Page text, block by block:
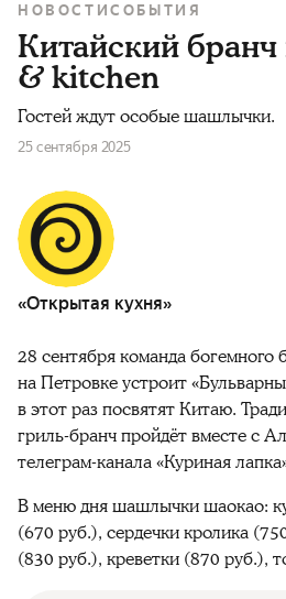
НОВОСТИСОБЫТИЯ
Китайский
& kitchen
Гостей ждут особые шашлычки.
25 сентября 2025
«Открытая кухня»
28 сентября команда богемного
на Петровке устроит
в этот раз посвятят Китаю.
гриль-бранч пройдёт вместе с
телеграм-канала «Куриная
В меню дня шашлычкишаокао:
(670 руб.), сердечки кролика
(830 руб.), креветки (870 руб.),